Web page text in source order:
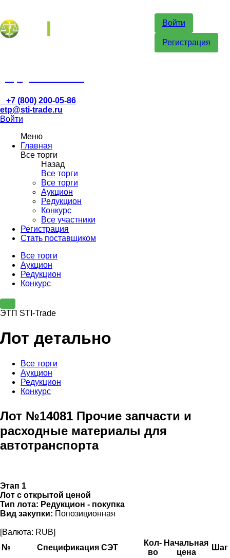
Войти
Регистрация
+7 (800) 200-05-86
etp@sti-trade.ru
Войти
Меню
Главная
Все торги
Назад
Все торги
Все торги
Аукцион
Редукцион
Конкурс
Все участники
Регистрация
Стать поставщиком
Все торги
Аукцион
Редукцион
Конкурс
ЭТП STI-Trade
Лот детально
Все торги
Аукцион
Редукцион
Конкурс
Лот №14081 Прочие запчасти и
расходные материалы для
автотранспорта
Этап 1
Лот с открытой ценой
Тип лота: Редукцион - покупка
Вид закупки: Попозиционная
[Валюта: RUB]
№
Спецификация СЭТ
Кол-
во
Начальная
цена
Шаг